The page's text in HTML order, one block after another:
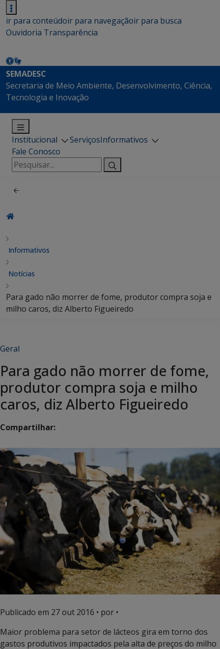
ir para conteúdoir para navegaçãoir para busca
Ouvidoria Transparência
SEMADESC
Secretaria de Meio Ambiente, Desenvolvimento, Ciência,
Tecnologia e Inovação
Institucional ServiçosInformativos
Fale Conosco
Pesquisar
por:
Informativos
Notícias
Para gado não morrer de fome, produtor compra soja e
milho caros, diz Alberto Figueiredo
Geral
Para gado não morrer de fome,
produtor compra soja e milho
caros, diz Alberto Figueiredo
Compartilhar:
Publicado em 27 out 2016 • por •
Maior problema para setor de lácteos gira em torno dos
gastos produtivos impactados pela alta de preços do milho